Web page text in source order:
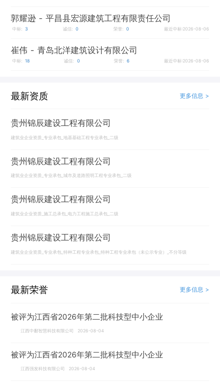
郭耀逊 - 平昌县宏源建筑工程有限责任公司
中标: 3 诚信: 0 荣誉: 0 最近中标:2026-08-06
崔伟 - 青岛北洋建筑设计有限公司
中标: 18 诚信: 0 荣誉: 6 最近中标:2026-08-06
最新资质 更多信息 >
贵州锦辰建设工程有限公司
建筑业企业资质_专业承包_地基基础工程专业承包_二级
贵州锦辰建设工程有限公司
建筑业企业资质_专业承包_城市及道路照明工程专业承包_二级
贵州锦辰建设工程有限公司
建筑业企业资质_施工总承包_电力工程施工总承包_二级
贵州锦辰建设工程有限公司
建筑业企业资质_专业承包_特种工程专业承包_特种工程专业承包（未公示专业）_不分等级
最新荣誉 更多信息 >
被评为江西省2026年第二批科技型中小企业
江西中鄱智慧科技有限公司 2026-08-04
被评为江西省2026年第二批科技型中小企业
江西强发科技有限公司 2026-08-04